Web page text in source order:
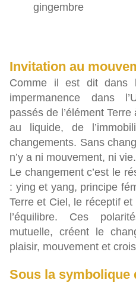
gingembre
Invitation au
Comme il est dit dans
impermanence dans
passés de l’élément
au liquide, de
changements. Sans
n’y a ni mouvement, ni vie.
Le changement c’est le
: ying et yang, principe
Terre et Ciel, le réceptif
l’équilibre. Ces
mutuelle, créent le
plaisir, mouvement et
Sous la symbolique